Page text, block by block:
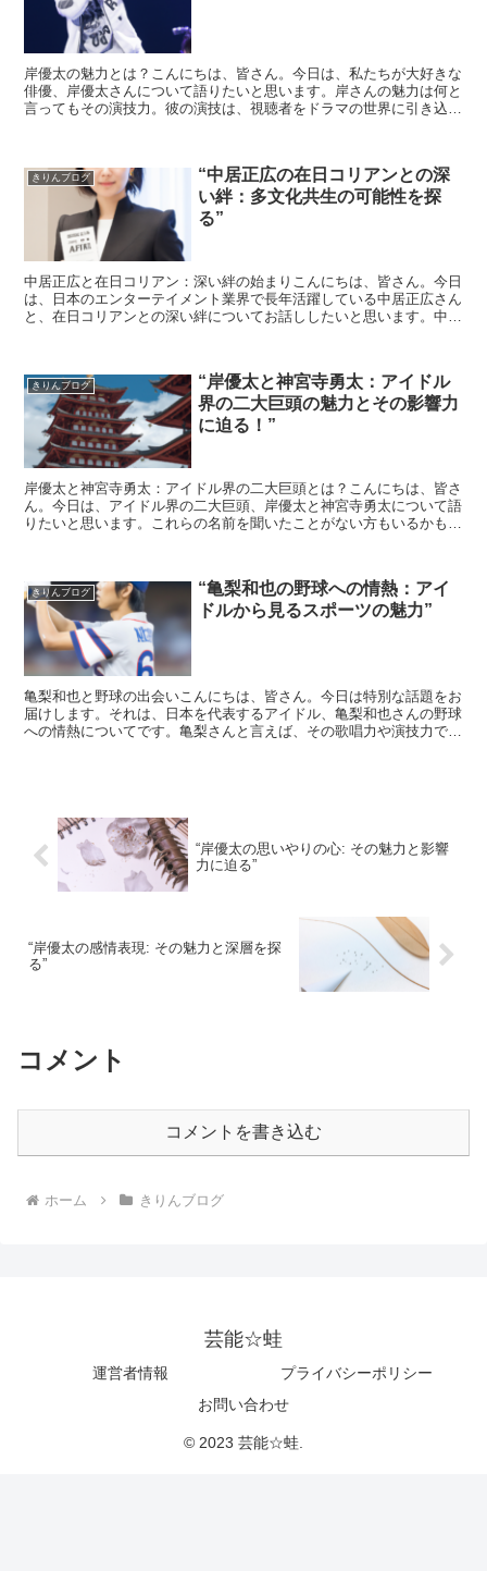
岸優太の魅力とは？こんにちは、皆さん。今日は、私たちが大好きな
俳優、岸優太さんについて語りたいと思います。岸さんの魅力は何と
言ってもその演技力。彼の演技は、視聴者をドラマの世界に引き込む
きりんブログ
“中居正広の在日コリアンとの深
い絆：多文化共生の可能性を探
る”
中居正広と在日コリアン：深い絆の始まりこんにちは、皆さん。今日
は、日本のエンターテイメント業界で長年活躍している中居正広さん
と、在日コリアンとの深い絆についてお話ししたいと思います。中居
きりんブログ
“岸優太と神宮寺勇太：アイドル
界の二大巨頭の魅力とその影響力
に迫る！”
岸優太と神宮寺勇太：アイドル界の二大巨頭とは？こんにちは、皆さ
ん。今日は、アイドル界の二大巨頭、岸優太と神宮寺勇太について語
りたいと思います。これらの名前を聞いたことがない方もいるかもし
きりんブログ
“亀梨和也の野球への情熱：アイ
ドルから見るスポーツの魅力”
亀梨和也と野球の出会いこんにちは、皆さん。今日は特別な話題をお
届けします。それは、日本を代表するアイドル、亀梨和也さんの野球
への情熱についてです。亀梨さんと言えば、その歌唱力や演技力で知
“岸優太の思いやりの心: その魅力と影響
力に迫る”
“岸優太の感情表現: その魅力と深層を探
る”
コメント
コメントを書き込む
ホーム きりんブログ
芸能☆蛙
運営者情報
プライバシーポリシー
お問い合わせ
© 2023 芸能☆蛙.